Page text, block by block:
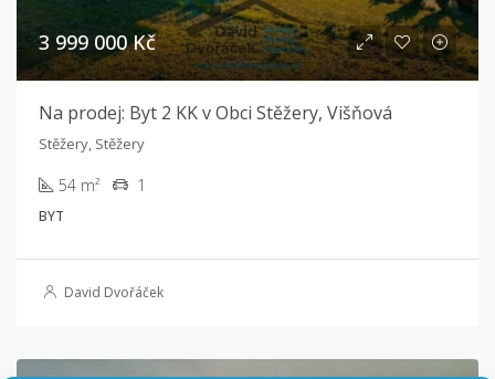
3 999 000 Kč
Na prodej: Byt 2 KK v Obci Stěžery, Višňová
Stěžery, Stěžery
54 m² 1
BYT
David Dvořáček